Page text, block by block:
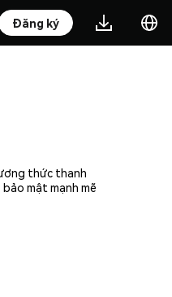
Đăng ký
thức thanh
mật mạnh mẽ